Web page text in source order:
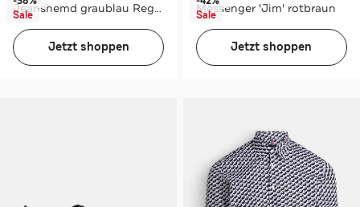
Jeanshemd graublau Regular Fit
Sale
Jetzt shoppen
Messenger 'Jim' rotbraun
Sale
Jetzt shoppen